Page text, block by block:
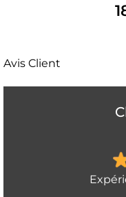
Avis Client